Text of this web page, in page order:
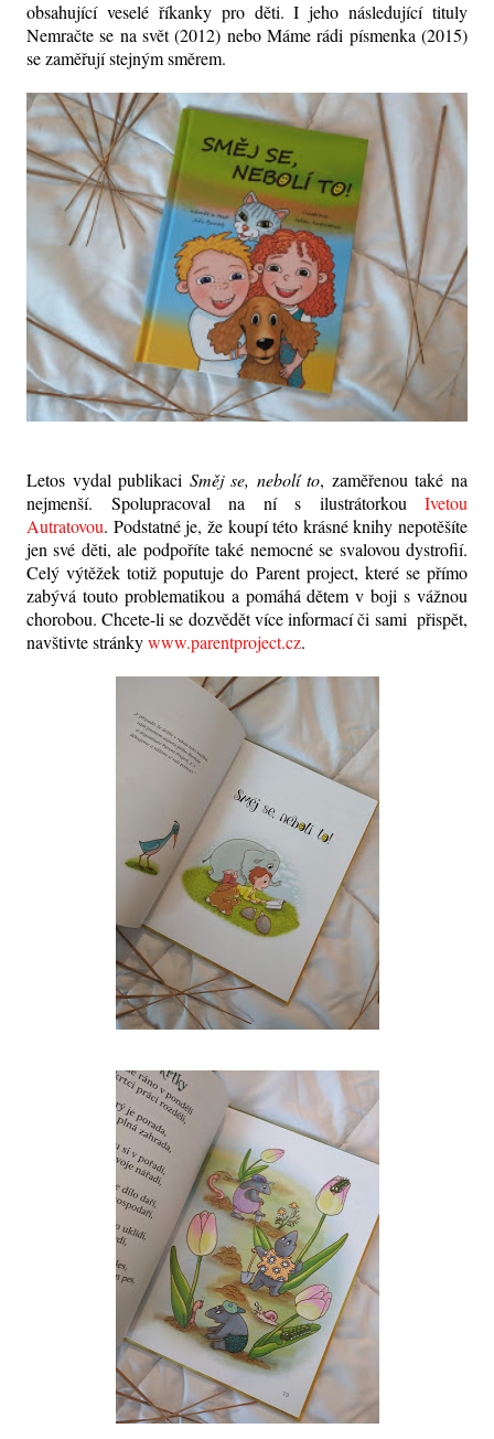
obsahující veselé říkanky pro děti. I jeho následující tituly
Nemračte se na svět (2012) nebo Máme rádi písmenka (2015)
se zaměřují stejným směrem.
Letos vydal publikaci Směj se, nebolí to, zaměřenou také na
nejmenší. Spolupracoval na ní s ilustrátorkou Ivetou
Autratovou. Podstatné je, že koupí této krásné knihy nepotěšíte
jen své děti, ale podpoříte také nemocné se svalovou dystrofií.
Celý výtěžek totiž poputuje do Parent project, které se přímo
zabývá touto problematikou a pomáhá dětem v boji s vážnou
chorobou. Chcete-li se dozvědět více informací či sami přispět,
navštivte stránkywww.parentproject.cz.